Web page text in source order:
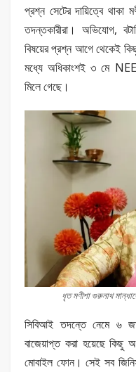
প্রশ্ন সেটের দায়িত্বে থাকা
তদন্তকারীরা।
বিষয়ের প্রশ্ন আগে থেকেই কিছু
মধ্যে অধিকাংশই ৩ মে
মিলে গেছে।
ধৃত মণীশা গুরুনাথ
সিবিআই তদন্তে নেমে ৬
বাজেয়াপ্ত করা হয়েছে কিছু
মোবাইল ফোন। সেই সব